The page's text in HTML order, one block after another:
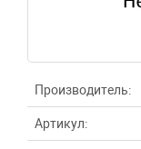
Производитель:
Артикул: